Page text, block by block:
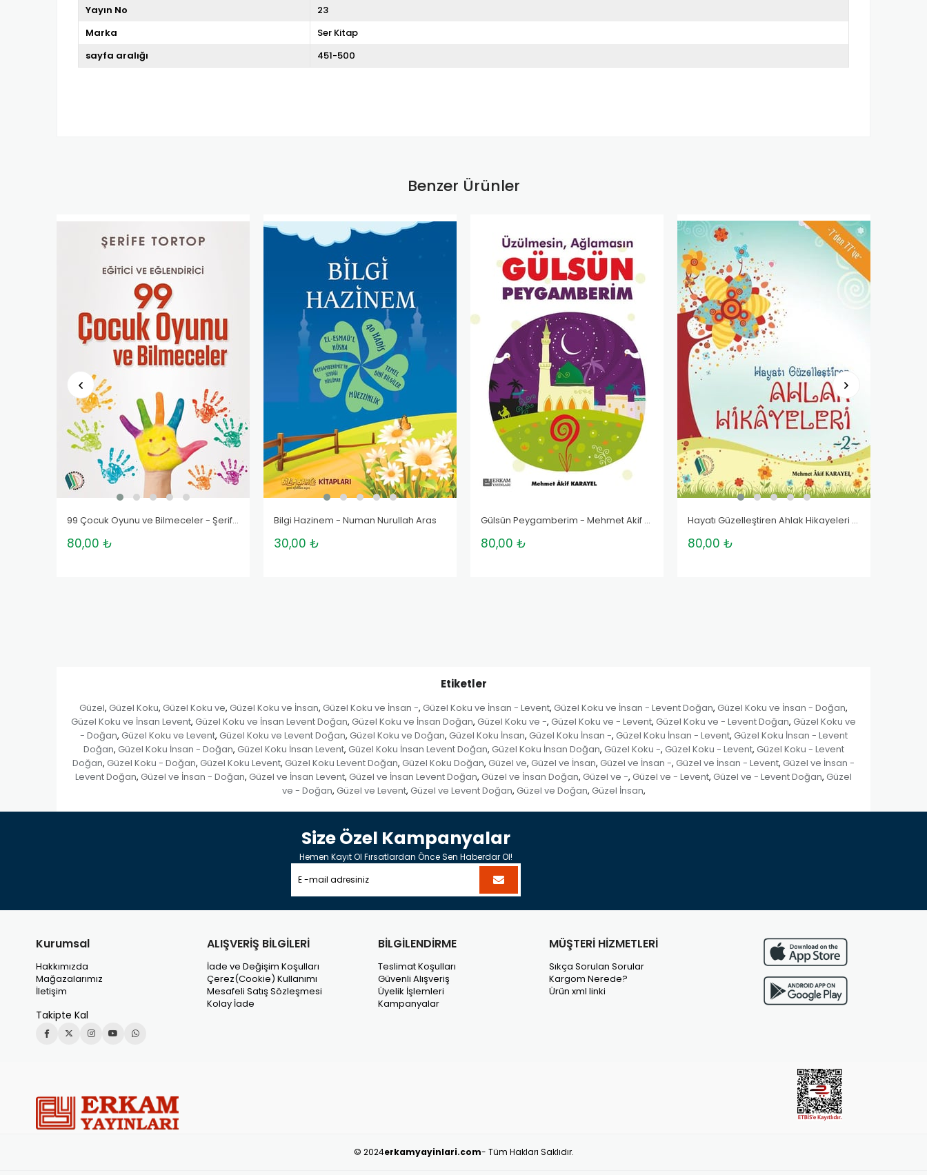
Yayın No
23
Marka
Ser Kitap
sayfa aralığı
451-500
Benzer Ürünler
99 Çocuk Oyunu ve Bilmeceler - Şerife Tortop
80,00 ₺
Bilgi Hazinem - Numan Nurullah Aras
30,00 ₺
Gülsün Peygamberim - Mehmet Akif Karayel
80,00 ₺
Hayatı Güzelleştiren Ahlak Hikayeleri - 2 - Mehmet Akif Karayel
80,00 ₺
Etiketler
Güzel, Güzel Koku, Güzel Koku ve, Güzel Koku ve İnsan, Güzel Koku ve İnsan -, Güzel Koku ve İnsan - Levent, Güzel Koku ve İnsan - Levent Doğan, Güzel Koku ve İnsan - Doğan,
Güzel Koku ve İnsan Levent, Güzel Koku ve İnsan Levent Doğan, Güzel Koku ve İnsan Doğan, Güzel Koku ve -, Güzel Koku ve - Levent, Güzel Koku ve - Levent Doğan, Güzel Koku ve
- Doğan, Güzel Koku ve Levent, Güzel Koku ve Levent Doğan, Güzel Koku ve Doğan, Güzel Koku İnsan, Güzel Koku İnsan -, Güzel Koku İnsan - Levent, Güzel Koku İnsan - Levent
Doğan, Güzel Koku İnsan - Doğan, Güzel Koku İnsan Levent, Güzel Koku İnsan Levent Doğan, Güzel Koku İnsan Doğan, Güzel Koku -, Güzel Koku - Levent, Güzel Koku - Levent
Doğan, Güzel Koku - Doğan, Güzel Koku Levent, Güzel Koku Levent Doğan, Güzel Koku Doğan, Güzel ve, Güzel ve İnsan, Güzel ve İnsan -, Güzel ve İnsan - Levent, Güzel ve İnsan -
Levent Doğan, Güzel ve İnsan - Doğan, Güzel ve İnsan Levent, Güzel ve İnsan Levent Doğan, Güzel ve İnsan Doğan, Güzel ve -, Güzel ve - Levent, Güzel ve - Levent Doğan, Güzel
ve - Doğan, Güzel ve Levent, Güzel ve Levent Doğan, Güzel ve Doğan, Güzel İnsan,
Size Özel Kampanyalar
Hemen Kayıt Ol Fırsatlardan Önce Sen Haberdar Ol!
Kurumsal
Hakkımızda
Mağazalarımız
İletişim
Takipte Kal
ALIŞVERİŞ BİLGİLERİ
İade ve Değişim Koşulları
Çerez(Cookie) Kullanımı
Mesafeli Satış Sözleşmesi
Kolay İade
BİLGİLENDİRME
Teslimat Koşulları
Güvenli Alışveriş
Üyelik İşlemleri
Kampanyalar
MÜŞTERİ HİZMETLERİ
Sıkça Sorulan Sorular
Kargom Nerede?
Ürün xml linki
© 2024erkamyayinlari.com- Tüm Hakları Saklıdır.